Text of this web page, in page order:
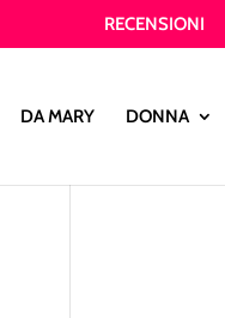
RECENSIONI
DA MARY DONNA
Products